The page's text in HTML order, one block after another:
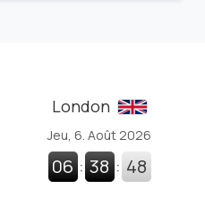
London
Jeu, 6. Août 2026
06 : 38 : 48